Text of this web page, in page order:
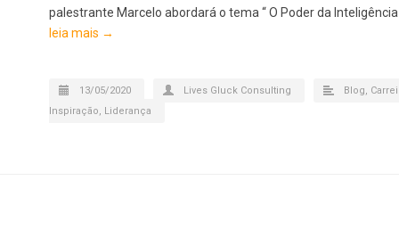
palestrante Marcelo abordará o tema “ O Poder da
leia mais →
13/05/2020 Lives Gluck Consulting Blog,
Inspiração, Liderança